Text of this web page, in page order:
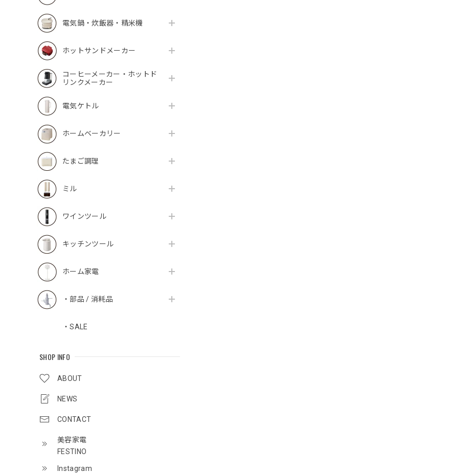
電気鍋・炊飯器・精米機
ホットサンドメーカー
コーヒーメーカー・ホットド
リンクメーカー
電気ケトル
ホームベーカリー
たまご調理
ミル
ワインツール
キッチンツール
ホーム家電
・部品 / 消耗品
・SALE
SHOP INFO
ABOUT
NEWS
CONTACT
美容家電
FESTINO
Instagram